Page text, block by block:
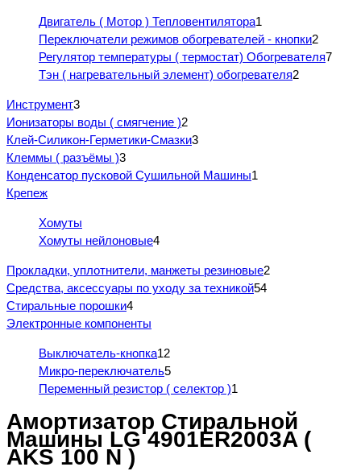
Двигатель ( Мотор ) Тепловентилятора1
Переключатели режимов обогревателей - кнопки2
Регулятор температуры ( термостат) Обогревателя7
Тэн ( нагревательный элемент) обогревателя2
Инструмент3
Ионизаторы воды ( смягчение )2
Клей-Силикон-Герметики-Смазки3
Клеммы ( разъёмы )3
Конденсатор пусковой Сушильной Машины1
Крепеж
Хомуты
Хомуты нейлоновые4
Прокладки, уплотнители, манжеты резиновые2
Средства, аксессуары по уходу за техникой54
Стиральные порошки4
Электронные компоненты
Выключатель-кнопка12
Микро-переключатель5
Переменный резистор ( селектор )1
Амортизатор Стиральной
Машины LG 4901ER2003A (
AKS 100 N )